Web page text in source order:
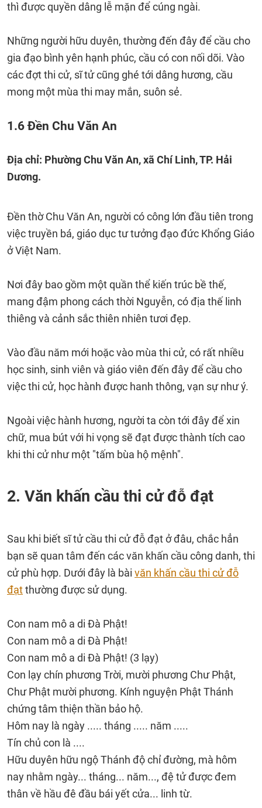
thì được quyền dâng lễ mặn để cúng ngài.
Những người hữu duyên, thường đến đây để cầu cho
gia đạo bình yên hạnh phúc, cầu có con nối dõi. Vào
các đợt thi cử, sĩ tử cũng ghé tới dâng hương, cầu
mong một mùa thi may mắn, suôn sẻ.
1.6 Đền Chu Văn An
Địa chỉ: Phường Chu Văn An, xã Chí Linh, TP. Hải
Dương.
Đền thờ Chu Văn An, người có công lớn đầu tiên trong
việc truyền bá, giáo dục tư tưởng đạo đức Khổng Giáo
ở Việt Nam.
Nơi đây bao gồm một quần thể kiến trúc bề thế,
mang đậm phong cách thời Nguyễn, có địa thế linh
thiêng và cảnh sắc thiên nhiên tươi đẹp.
Vào đầu năm mới hoặc vào mùa thi cử, có rất nhiều
học sinh, sinh viên và giáo viên đến đây để cầu cho
việc thi cử, học hành được hanh thông, vạn sự như ý.
Ngoài việc hành hương, người ta còn tới đây để xin
chữ, mua bút với hi vọng sẽ đạt được thành tích cao
khi thi cử như một "tấm bùa hộ mệnh".
2. Văn khấn cầu thi cử đỗ đạt
Sau khi biết sĩ tử cầu thi cử đỗ đạt ở đâu, chắc hẳn
bạn sẽ quan tâm đến các văn khấn cầu công danh, thi
cử phù hợp. Dưới đây là bài văn khấn cầu thi cử đỗ
đạtthường được sử dụng.
Con nam mô a di Đà Phật!
Con nam mô a di Đà Phật!
Con nam mô a di Đà Phật! (3 lạy)
Con lạy chín phương Trời, mười phương Chư Phật,
Chư Phật mười phương. Kính nguyện Phật Thánh
chứng tâm thiện thần bảo hộ.
Hôm nay là ngày ..... tháng ..... năm .....
Tín chủ con là ....
Hữu duyên hữu ngộ Thánh độ chỉ đường, mà hôm
nay nhằm ngày... tháng... năm..., đệ tử được đem
thân về hầu đê đầu bái yết cửa... linh từ.